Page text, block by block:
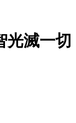
光滅一切